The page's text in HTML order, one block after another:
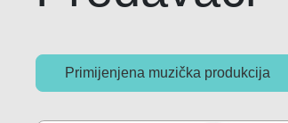
Primijenjena muzička produkcija